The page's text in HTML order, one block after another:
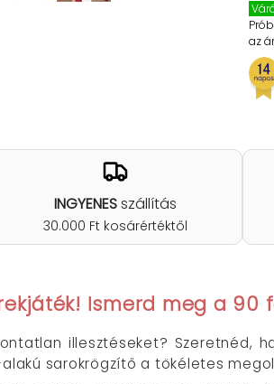
az
INGYENESszállítás
30.000 Ft kosárértéktől
Ismerd meg a 90
illesztéseket? Szeretnéd,
sarokrögzítő a tökéletes